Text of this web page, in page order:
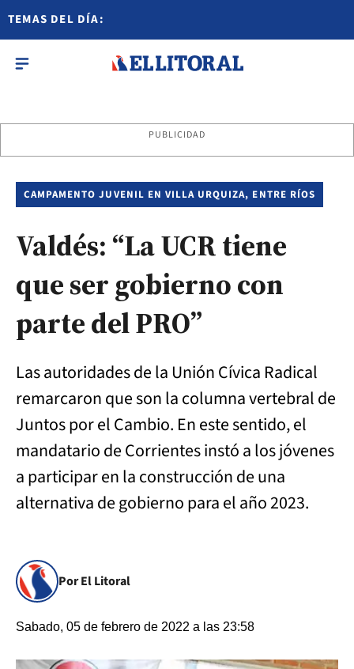
TEMAS DEL DÍA:
PUBLICIDAD
CAMPAMENTO JUVENIL EN VILLA URQUIZA, ENTRE RÍOS
Valdés: “La UCR tiene
que ser gobierno con
parte del PRO”
Las autoridades de la Unión Cívica Radical
remarcaron que son la columna vertebral de
Juntos por el Cambio. En este sentido, el
mandatario de Corrientes instó a los jóvenes
a participar en la construcción de una
alternativa de gobierno para el año 2023.
Por El Litoral
Sabado, 05 de febrero de 2022 a las 23:58